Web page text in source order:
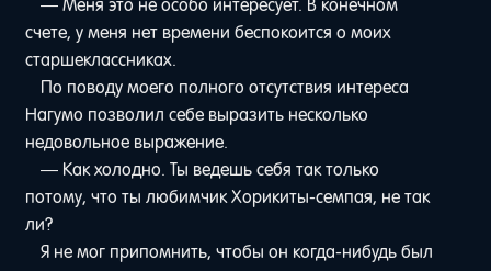
— Меня это не особо интересует. В конечном
счете, у меня нет времени беспокоится о моих
старшеклассниках.
По поводу моего полного отсутствия интереса
Нагумо позволил себе выразить несколько
недовольное выражение.
— Как холодно. Ты ведешь себя так только
потому, что ты любимчик Хорикиты-семпая, не так
ли?
Я не мог припомнить, чтобы он когда-нибудь был